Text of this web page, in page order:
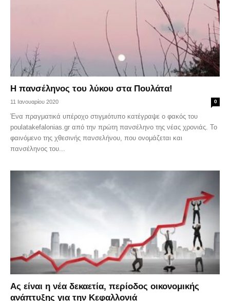
Η πανσέληνος του λύκου στα Πουλάτα!
11 Ιανουαρίου 2020 0
Ένα πραγματικά υπέροχο στιγμιότυπο κατέγραψε ο φακός του
poulatakefalonias.gr από την πρώτη πανσέληνο της νέας χρονιάς. Το
φαινόμενο της χθεσινής πανσελήνου, που ονομάζεται και
πανσέληνος του...
Ας είναι η νέα δεκαετία, περίοδος οικονομικής
ανάπτυξης για την Κεφαλλονιά